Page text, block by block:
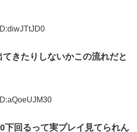
ID:diwJTtJD0
きたりしないかこの流れだと
ID:aQoeUJM30
下回るって実プレイ見てられん